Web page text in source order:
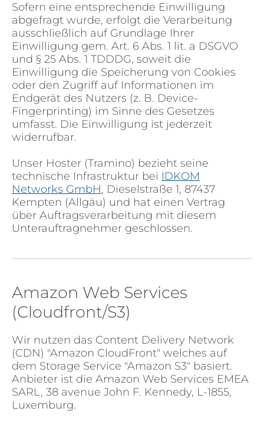
Sofern eine entsprechende Einwilligung
abgefragt wurde, erfolgt die Verarbeitung
ausschließlich auf Grundlage Ihrer
Einwilligung gem. Art. 6 Abs. 1 lit. a DSGVO
und § 25 Abs. 1 TDDDG, soweit die
Einwilligung die Speicherung von Cookies
oder den Zugriff auf Informationen im
Endgerät des Nutzers (z. B. Device-
Fingerprinting) im Sinne des Gesetzes
umfasst. Die Einwilligung ist jederzeit
widerrufbar.
Unser Hoster (Tramino) bezieht seine
technische Infrastruktur bei IDKOM
Networks GmbH, Dieselstraße 1, 87437
Kempten (Allgäu) und hat einen Vertrag
über Auftragsverarbeitung mit diesem
Unterauftragnehmer geschlossen.
Amazon Web Services
(Cloudfront/S3)
Wir nutzen das Content Delivery Network
(CDN) "Amazon CloudFront" welches auf
dem Storage Service "Amazon S3" basiert.
Anbieter ist die Amazon Web Services EMEA
SARL, 38 avenue John F. Kennedy, L-1855,
Luxemburg.